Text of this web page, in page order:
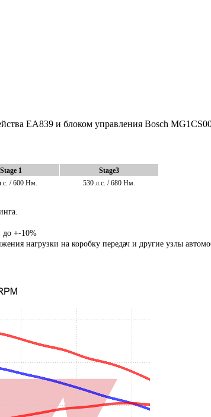
EA839 и блоком управления Bosch
Stage 1
Stage3
/ 600 Нм. 530 л.с. / 680 Нм.
до +-10%
нагрузки на коробку передач и другие узлы